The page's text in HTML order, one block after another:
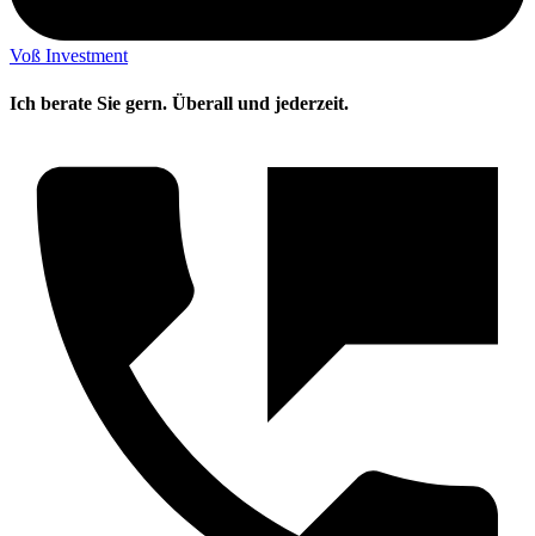
Voß Investment
Ich berate Sie gern. Überall und jederzeit.